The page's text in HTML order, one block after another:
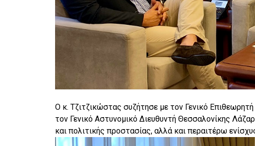
Ο κ. Τζιτζικώστας συζήτησε με τον Γενικό
τον Γενικό Αστυνομικό Διευθυντή Θεσσαλονίκης
και πολιτικής προστασίας, αλλά και περαιτέρω